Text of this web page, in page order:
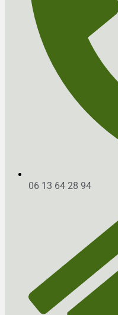
06 13 64 28 94